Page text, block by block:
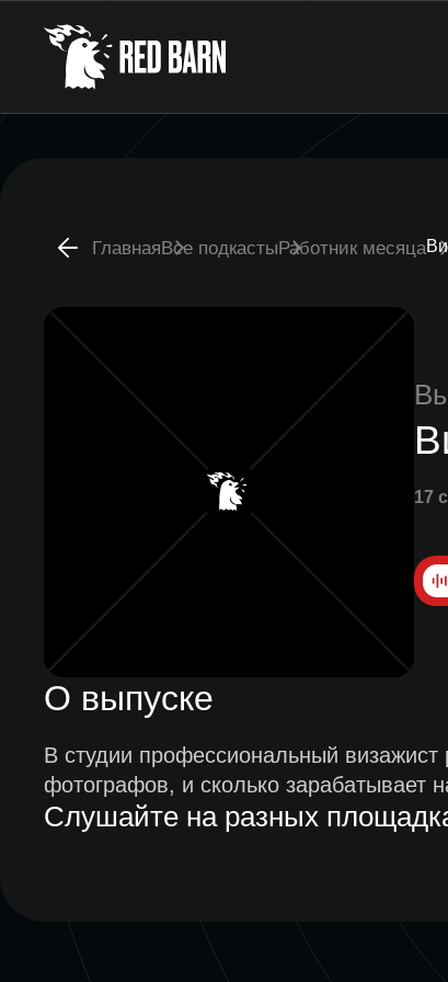
ГлавнаяВсе подкастыРаботник месяца
17
О выпуске
В студии профессиональный
фотографов, и сколько зарабатывает
Слушайте на разных